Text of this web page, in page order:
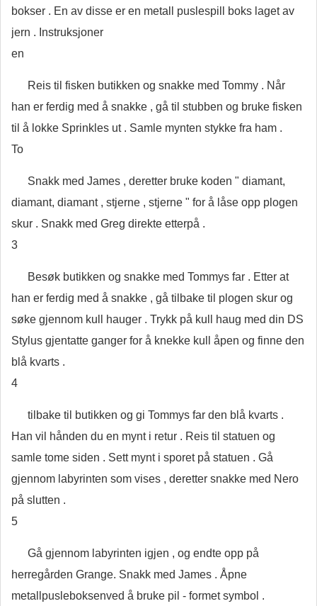
bokser . En av disse er en metall puslespill boks laget av
jern . Instruksjoner
en
Reis til fisken butikken og snakke med Tommy . Når
han er ferdig med å snakke , gå til stubben og bruke fisken
til å lokke Sprinkles ut . Samle mynten stykke fra ham .
To
Snakk med James , deretter bruke koden " diamant,
diamant, diamant , stjerne , stjerne " for å låse opp plogen
skur . Snakk med Greg direkte etterpå .
3
Besøk butikken og snakke med Tommys far . Etter at
han er ferdig med å snakke , gå tilbake til plogen skur og
søke gjennom kull hauger . Trykk på kull haug med din DS
Stylus gjentatte ganger for å knekke kull åpen og finne den
blå kvarts .
4
tilbake til butikken og gi Tommys far den blå kvarts .
Han vil hånden du en mynt i retur . Reis til statuen og
samle tome siden . Sett mynt i sporet på statuen . Gå
gjennom labyrinten som vises , deretter snakke med Nero
på slutten .
5
Gå gjennom labyrinten igjen , og endte opp på
herregården Grange. Snakk med James . Åpne
metallpusleboksenved å bruke pil - formet symbol .